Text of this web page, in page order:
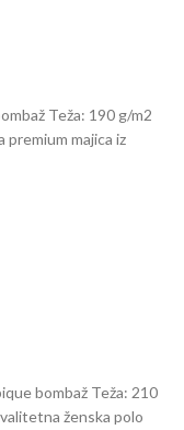
Teža: 190 g/m2
majica iz
bombaž Teža: 210
ženska polo